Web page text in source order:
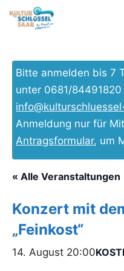
Inhalt
Bitte anmelden bis 7
unter 0681/
Anmeldung nur für
Antragsformular, um
« Alle Veranstaltungen
Konzert mit
„Feinkost“
14. August 20:00